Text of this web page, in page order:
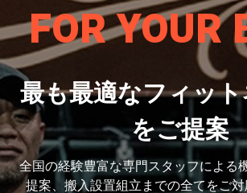
FOR YOUR
最も最適なフィッ
をご提案
全国の経験豊富な専門スタッフによる
提案、搬入設置組立までの全てをご